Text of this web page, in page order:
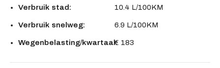
Verbruik stad: 10.4 L/100KM
Verbruik snelweg: 6.9 L/100KM
Wegenbelasting/kwartaal:€ 183